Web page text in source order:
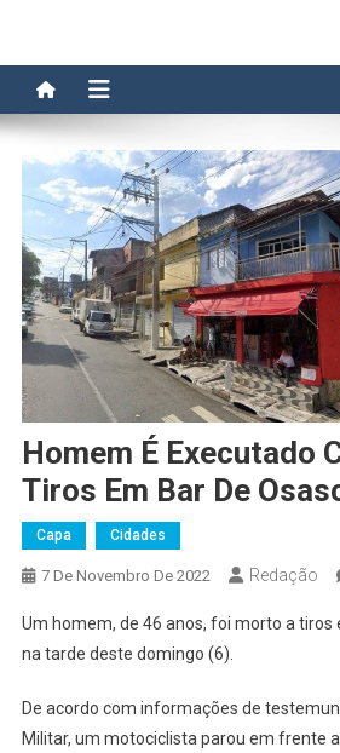
Homem É Executado
Tiros Em Bar De
Capa Cidades
7 De Novembro De 2022 Redação
Um homem, de 46 anos, foi morto a tiros
na tarde deste domingo (6).
De acordo com informações de
Militar, um motociclista parou em frente